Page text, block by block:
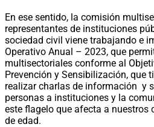
En ese sentido, la comisión
representantes de instituciones
sociedad civil viene trabajando e
Operativo Anual – 2023, que
multisectoriales conforme al
Prevención y Sensibilización, que
realizar charlas de información y
personas a instituciones y la
este flagelo que afecta a
de edad.